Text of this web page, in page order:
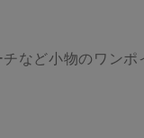
など小物のワン